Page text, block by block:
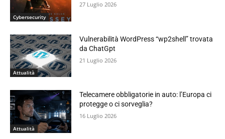
Cybersecurity
27 Luglio 2026
Attualità
Vulnerabilità WordPress “wp2shell” trovata
da ChatGpt
21 Luglio 2026
Attualità
Telecamere obbligatorie in auto: l’Europa ci
protegge o ci sorveglia?
16 Luglio 2026